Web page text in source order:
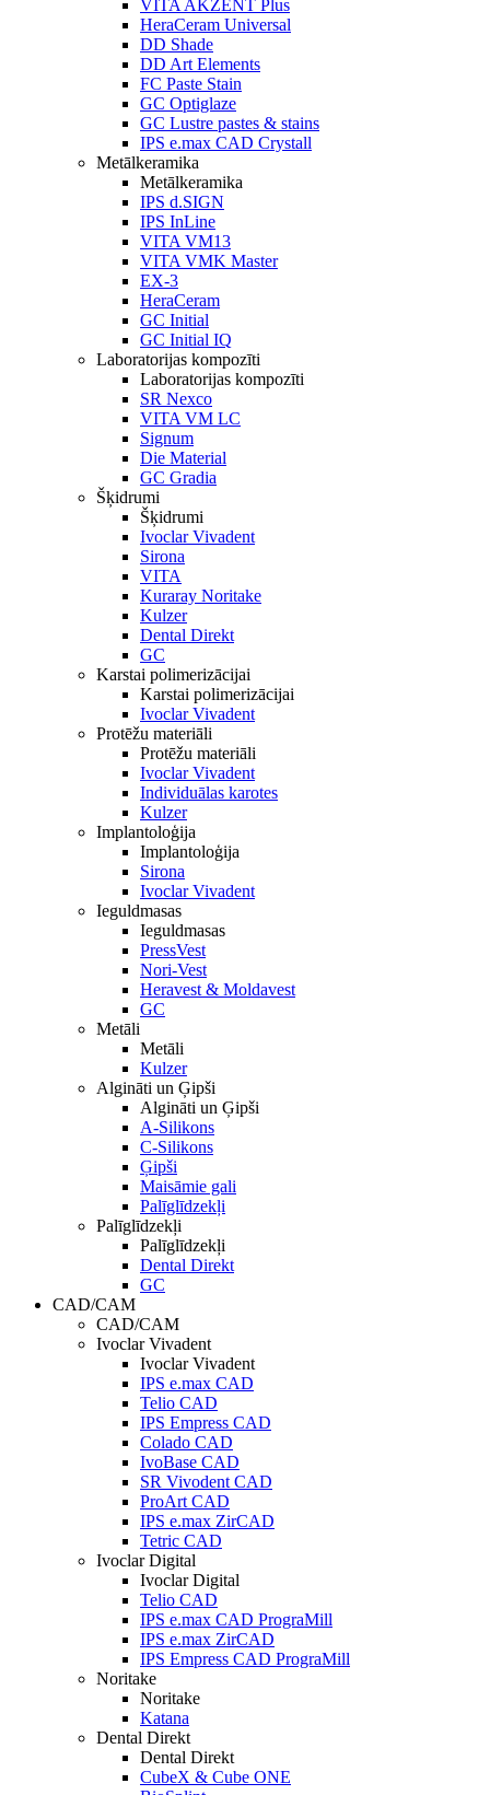
VITA AKZENT Plus
HeraCeram Universal
DD Shade
DD Art Elements
FC Paste Stain
GC Optiglaze
GC Lustre pastes & stains
IPS e.max CAD Crystall
Metālkeramika
Metālkeramika
IPS d.SIGN
IPS InLine
VITA VM13
VITA VMK Master
EX-3
HeraCeram
GC Initial
GC Initial IQ
Laboratorijas kompozīti
Laboratorijas kompozīti
SR Nexco
VITA VM LC
Signum
Die Material
GC Gradia
Šķidrumi
Šķidrumi
Ivoclar Vivadent
Sirona
VITA
Kuraray Noritake
Kulzer
Dental Direkt
GC
Karstai polimerizācijai
Karstai polimerizācijai
Ivoclar Vivadent
Protēžu materiāli
Protēžu materiāli
Ivoclar Vivadent
Individuālas karotes
Kulzer
Implantoloģija
Implantoloģija
Sirona
Ivoclar Vivadent
Ieguldmasas
Ieguldmasas
PressVest
Nori-Vest
Heravest & Moldavest
GC
Metāli
Metāli
Kulzer
Algināti un Ģipši
Algināti un Ģipši
A-Silikons
C-Silikons
Ģipši
Maisāmie gali
Palīglīdzekļi
Palīglīdzekļi
Palīglīdzekļi
Dental Direkt
GC
CAD/CAM
CAD/CAM
Ivoclar Vivadent
Ivoclar Vivadent
IPS e.max CAD
Telio CAD
IPS Empress CAD
Colado CAD
IvoBase CAD
SR Vivodent CAD
ProArt CAD
IPS e.max ZirCAD
Tetric CAD
Ivoclar Digital
Ivoclar Digital
Telio CAD
IPS e.max CAD PrograMill
IPS e.max ZirCAD
IPS Empress CAD PrograMill
Noritake
Noritake
Katana
Dental Direkt
Dental Direkt
CubeX & Cube ONE